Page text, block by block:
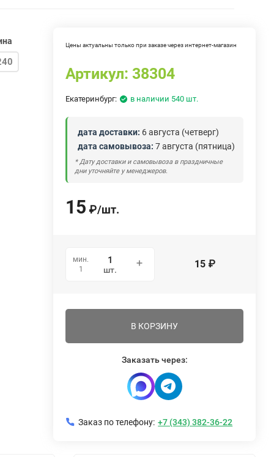
Цены актуальны только при заказе через интернет-магазин
Артикул:38304
Екатеринбург: в наличии 540 шт.
дата доставки: 6 августа (четверг)
дата самовывоза: 7 августа (пятница)
* Дату доставки и самовывоза в праздничные
дни уточняйте у менеджеров.
15 ₽/шт.
мин.
1
шт. 15 ₽
В КОРЗИНУ
Заказать через:
Заказ по телефону: +7 (343) 382-36-22